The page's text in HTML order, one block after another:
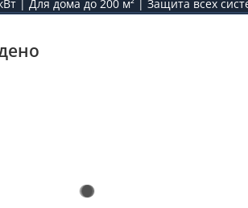
| Для дома до 200 м² | Защита всех